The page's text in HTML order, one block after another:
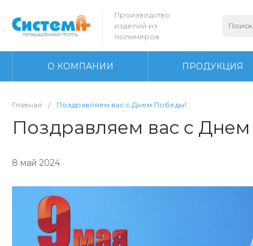
Производство
изделий из
полимеров
О КОМПАНИИ ПРОДУКЦИЯ
Главная / Поздравляем вас с Днем Победы!
Поздравляем вас с
8 май 2024